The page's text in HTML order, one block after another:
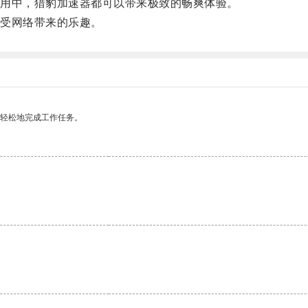
，猎豹加速器都可以带来极致的畅爽体验。
络带来的乐趣。
松地完成工作任务。